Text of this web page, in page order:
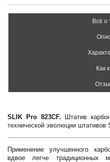
Всё о
Как
SLIK Pro 823CF. Штатив
технической эволюции штативов
Применение улучшенного
вдвое легче традиционных